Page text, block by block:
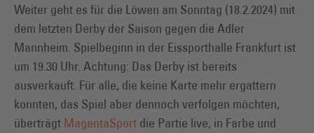
Weiter geht es für die Löwen am Sonntag (18.2.2024) mit
dem letzten Derby der Saison gegen die Adler
Mannheim. Spielbeginn in der Eissporthalle Frankfurt ist
um 19.30 Uhr. Achtung: Das Derby ist bereits
ausverkauft. Für alle, die keine Karte mehr ergattern
konnten, das Spiel aber dennoch verfolgen möchten,
überträgt MagentaSport die Partie live, in Farbe und